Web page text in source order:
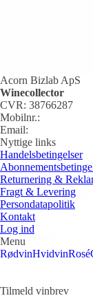
Riedel, Veloce
stk.
499,00 kr.
Tilføj til kurv
Acorn Bizlab ApS
Winecollector
CVR: 38766287
Mobilnr.:
Email:
Nyttige links
Handelsbetingelser
Returnering &
Fragt & Levering
Persondatapolitik
Kontakt
Log ind
Menu
RødvinHvidvinRosé
Tilmeld vinbrev